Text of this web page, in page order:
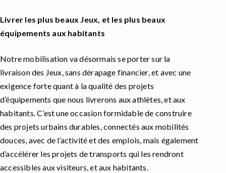
Livrer les plus beaux Jeux, et les plus beaux
équipements aux habitants
Notre mobilisation va désormais se porter sur la
livraison des Jeux, sans dérapage financier, et avec une
exigence forte quant à la qualité des projets
d’équipements que nous livrerons aux athlètes, et aux
habitants. C’est une occasion formidable de construire
des projets urbains durables, connectés aux mobilités
douces, avec de l’activité et des emplois, mais également
d’accélérer les projets de transports qui les rendront
accessibles aux visiteurs, et aux habitants.